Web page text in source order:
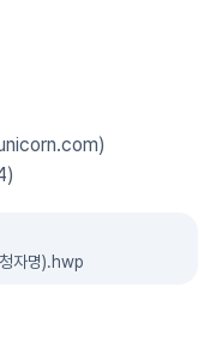
자명).hwp